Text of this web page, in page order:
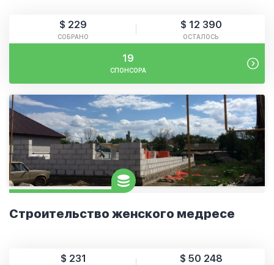
$ 229
СОБРАНО
$ 12 390
ОСТАЛОСЬ
19
СПОНСОРА
Строительство женского медресе
$ 231 $ 50 248